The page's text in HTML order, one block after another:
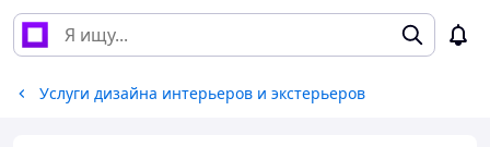
Услуги дизайна интерьеров и экстерьеров